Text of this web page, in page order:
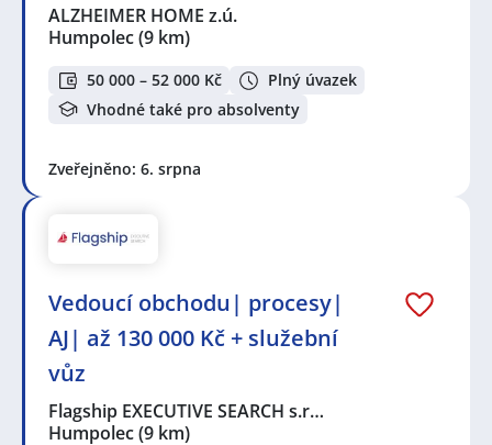
ALZHEIMER HOME z.ú.
Humpolec(9 km)
50 000 – 52 000 Kč
Plný úvazek
Vhodné také pro absolventy
Zveřejněno: 6. srpna
Vedoucí obchodu| procesy|
AJ| až 130 000 Kč + služební
vůz
Flagship EXECUTIVE SEARCH s.r…
Humpolec(9 km)